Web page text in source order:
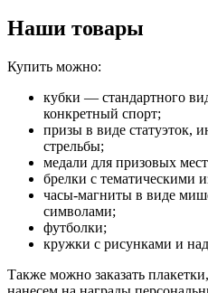
Наши товары
Купить можно:
кубки — стандартного
конкретный спорт;
призы в виде статуэток,
стрельбы;
медали для призовых
брелки с тематическими
часы-магниты в виде
символами;
футболки;
кружки с рисунками и
Также можно заказать